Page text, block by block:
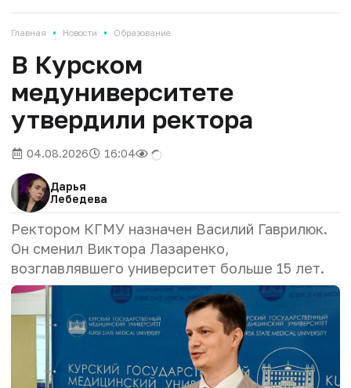
Главная • Новости • Образование
В Курском
медуниверситете
утвердили ректора
04.08.2026 16:04
Дарья
Лебедева
Ректором КГМУ назначен Василий Гаврилюк.
Он сменил Виктора Лазаренко,
возглавлявшего университет больше 15 лет.